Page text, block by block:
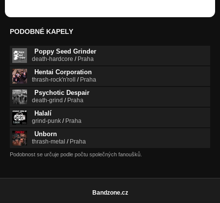
Sad but true
DEMO2005
Nezařazeno
Oči- řve Jiříček S.O.D.A.
Nezařazeno
PODOBNÉ KAPELY
Poppy Seed Grinder
death-hardcore / Praha
Hentai Corporation
thrash-rock'n'roll / Praha
Psychotic Despair
death-grind / Praha
Halalí
grind-punk / Praha
Unborn
thrash-metal / Praha
Podobnost se určuje podle počtu společných fanoušků.
Bandzone.cz